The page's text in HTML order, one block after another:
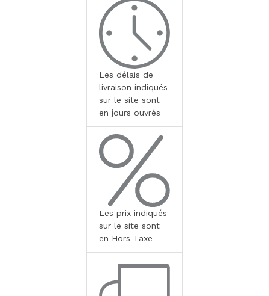
Les délais de
livraison indiqués
sur le site sont
en jours ouvrés
Les prix indiqués
sur le site sont
en Hors Taxe